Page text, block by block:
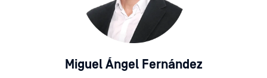
Miguel Ángel Fernández